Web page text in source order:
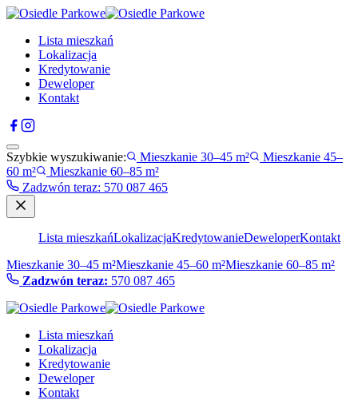
Lista mieszkań
Lokalizacja
Kredytowanie
Deweloper
Kontakt
Szybkie wyszukiwanie: Mieszkanie 30–45 m²
Mieszkanie 45–
60 m²
Mieszkanie 60–85 m²
Zadzwón teraz: 570 087 465
Lista mieszkańLokalizacjaKredytowanieDeweloperKontakt
Mieszkanie 30–45 m²Mieszkanie 45–60 m²Mieszkanie 60–85 m²
Zadzwón teraz: 570 087 465
Lista mieszkań
Lokalizacja
Kredytowanie
Deweloper
Kontakt